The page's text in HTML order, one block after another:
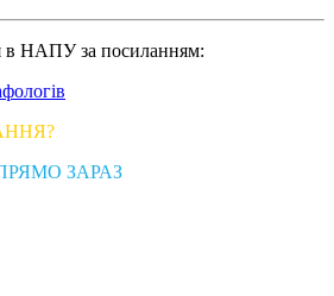
в НАПУ за посиланням:
ЗАРАЗ